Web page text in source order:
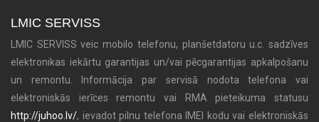
LMIC SERVISS
LMIC SERVISS veic mobilo telefonu, planšetdatoru u.c. sadzīves
elektronikas iekārtu garantijas un/vai pēcgarantijas apkalpošanu
un remontu. Informācija par servisā nodota telefona vai
elektroniskās ierīces remontu vai RMA pieteikuma statusu
http://juhoo.lv/, ievadot pilnu telefona IMEI kodu vai elektroniskās